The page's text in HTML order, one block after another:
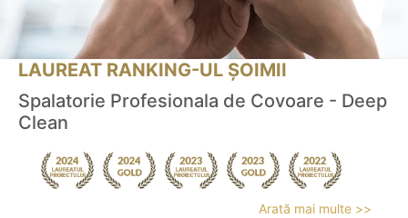
LAUREAT RANKING-UL ȘOIMII
Spalatorie Profesionala de Covoare - Deep
Clean
Arată mai multe >>